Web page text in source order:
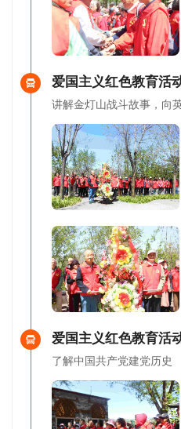
爱国主义红色教育活
讲解金灯山战斗故事，向
爱国主义红色教育活
了解中国共产党建党历史